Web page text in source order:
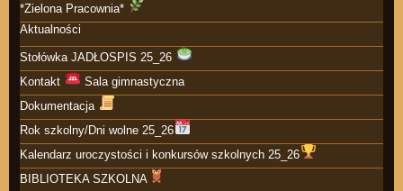
*Zielona Pracownia*
Aktualności
Stołówka JADŁOSPIS 25_26
Kontakt
Sala gimnastyczna
Dokumentacja
Rok szkolny/Dni wolne 25_26
Kalendarz uroczystości i konkursów szkolnych 25_26
BIBLIOTEKA SZKOLNA